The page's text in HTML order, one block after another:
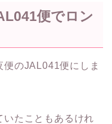
便でロン
のJAL041便にしま
いたこともあるけれ